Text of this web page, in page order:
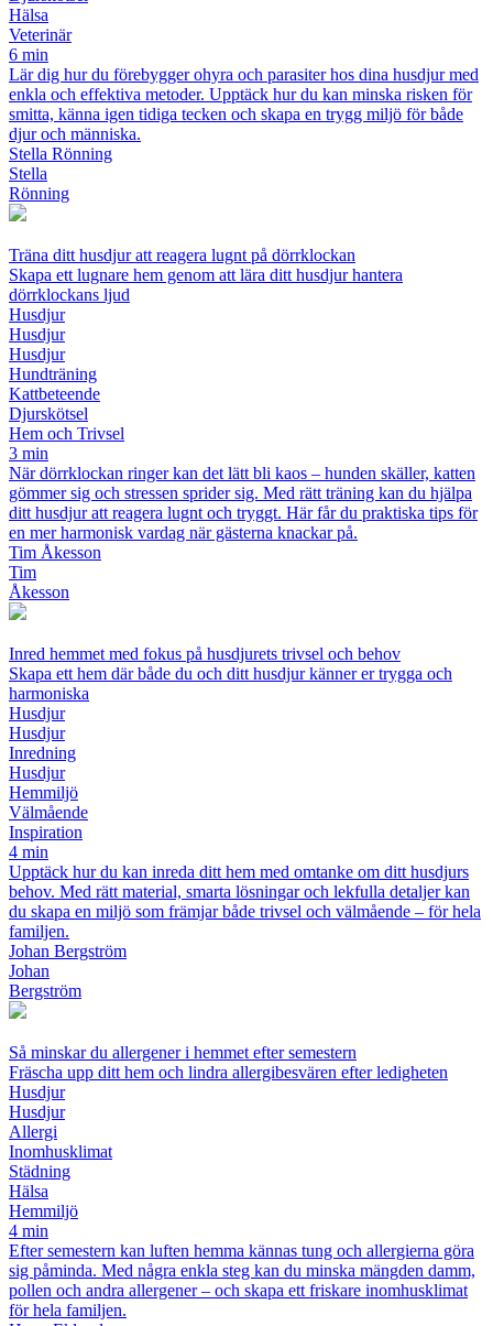
Hälsa
Veterinär
6 min
Lär dig hur du förebygger ohyra och parasiter hos dina husdjur med
enkla och effektiva metoder. Upptäck hur du kan minska risken för
smitta, känna igen tidiga tecken och skapa en trygg miljö för både
djur och människa.
Stella Rönning
Stella
Rönning
Träna ditt husdjur att reagera lugnt på dörrklockan
Skapa ett lugnare hem genom att lära ditt husdjur hantera
dörrklockans ljud
Husdjur
Husdjur
Husdjur
Hundträning
Kattbeteende
Djurskötsel
Hem och Trivsel
3 min
När dörrklockan ringer kan det lätt bli kaos – hunden skäller, katten
gömmer sig och stressen sprider sig. Med rätt träning kan du hjälpa
ditt husdjur att reagera lugnt och tryggt. Här får du praktiska tips för
en mer harmonisk vardag när gästerna knackar på.
Tim Åkesson
Tim
Åkesson
Inred hemmet med fokus på husdjurets trivsel och behov
Skapa ett hem där både du och ditt husdjur känner er trygga och
harmoniska
Husdjur
Husdjur
Inredning
Husdjur
Hemmiljö
Välmående
Inspiration
4 min
Upptäck hur du kan inreda ditt hem med omtanke om ditt husdjurs
behov. Med rätt material, smarta lösningar och lekfulla detaljer kan
du skapa en miljö som främjar både trivsel och välmående – för hela
familjen.
Johan Bergström
Johan
Bergström
Så minskar du allergener i hemmet efter semestern
Fräscha upp ditt hem och lindra allergibesvären efter ledigheten
Husdjur
Husdjur
Allergi
Inomhusklimat
Städning
Hälsa
Hemmiljö
4 min
Efter semestern kan luften hemma kännas tung och allergierna göra
sig påminda. Med några enkla steg kan du minska mängden damm,
pollen och andra allergener – och skapa ett friskare inomhusklimat
för hela familjen.